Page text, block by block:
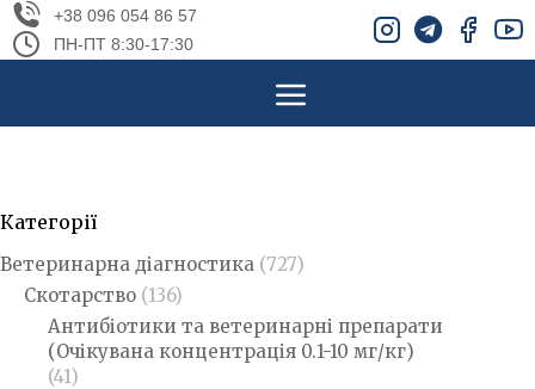
+38 096 054 86 57
ПН-ПТ 8:30-17:30
Категорії
Ветеринарна діагностика (727)
Скотарство (136)
Антибіотики та ветеринарні препарати
(Очікувана концентрація 0.1-10 мг/кг)
(41)